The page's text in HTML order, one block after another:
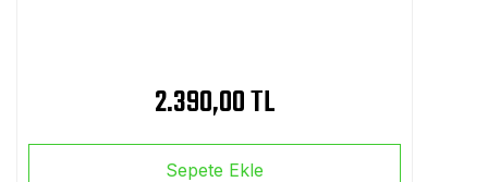
2.390,00 TL
Sepete Ekle